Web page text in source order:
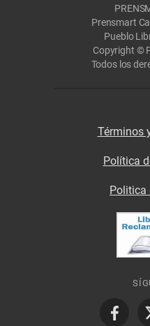
Prensmart
Pueblo
Copyright ©
Todos los
Términos
Política
Politica